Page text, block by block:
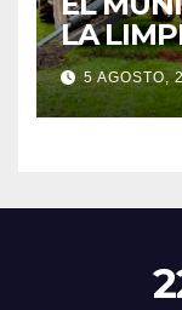
LA
5 AGOSTO,